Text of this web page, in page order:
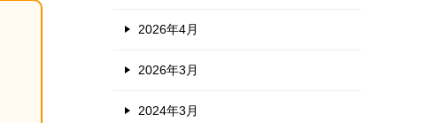
2026年4月
2026年3月
2024年3月